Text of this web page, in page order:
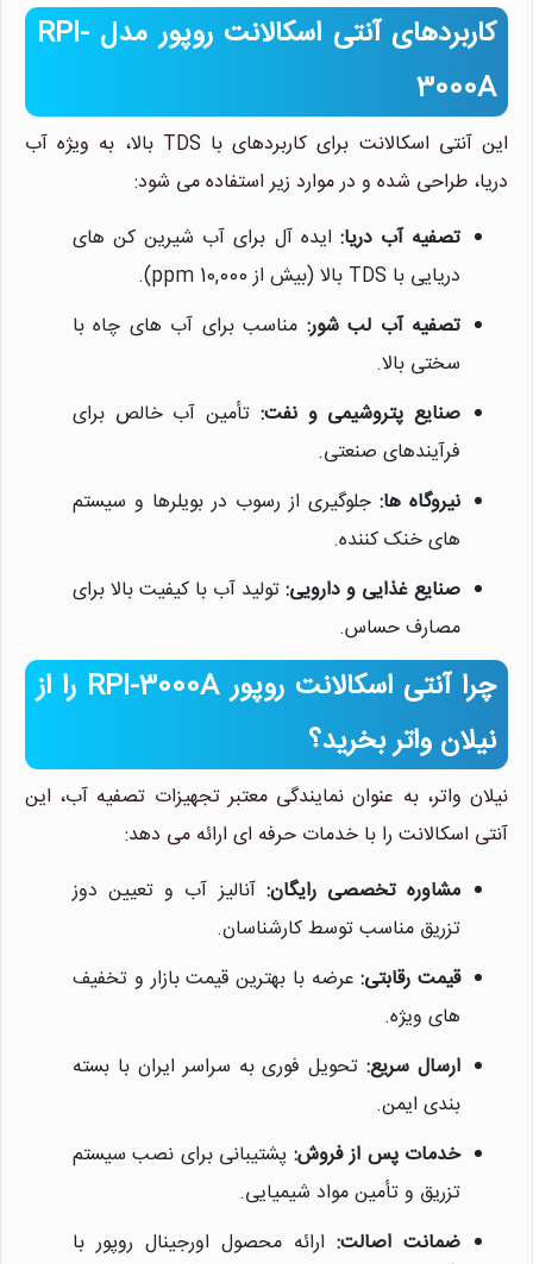
کاربردهای آنتی اسکالانت روپور مدل RPI-
3000A
این آنتی اسکالانت برای کاربردهای با TDS بالا، به ویژه آب
دریا، طراحی شده و در موارد زیر استفاده می شود:
تصفیه آب دریا: ایده آل برای آب شیرین کن های
دریایی با TDS بالا (بیش از 10,000 ppm).
تصفیه آب لب شور: مناسب برای آب های چاه با
سختی بالا.
صنایع پتروشیمی و نفت: تأمین آب خالص برای
فرآیندهای صنعتی.
نیروگاه ها: جلوگیری از رسوب در بویلرها و سیستم
های خنک کننده.
صنایع غذایی و دارویی:تولید آب با کیفیت بالا برای
مصارف حساس.
چرا آنتی اسکالانت روپور RPI-3000A را از
نیلان واتر بخرید؟
نیلان واتر، به عنوان نمایندگی معتبر تجهیزات تصفیه آب، این
آنتی اسکالانت را با خدمات حرفه ای ارائه می دهد:
مشاوره تخصصی رایگان: آنالیز آب و تعیین دوز
تزریق مناسب توسط کارشناسان.
قیمت رقابتی:عرضه با بهترین قیمت بازار و تخفیف
های ویژه.
ارسال سریع:تحویل فوری به سراسر ایران با بسته
بندی ایمن.
خدمات پس از فروش: پشتیبانی برای نصب سیستم
تزریق و تأمین مواد شیمیایی.
ضمانت اصالت: ارائه محصول اورجینال روپور با
نیلان واتر
معمولا در لحظه پاسخگوی شما
هستیم.